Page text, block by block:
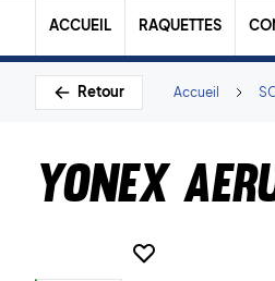
ACCUEIL RAQUETTES
Retour Accueil
Yonex